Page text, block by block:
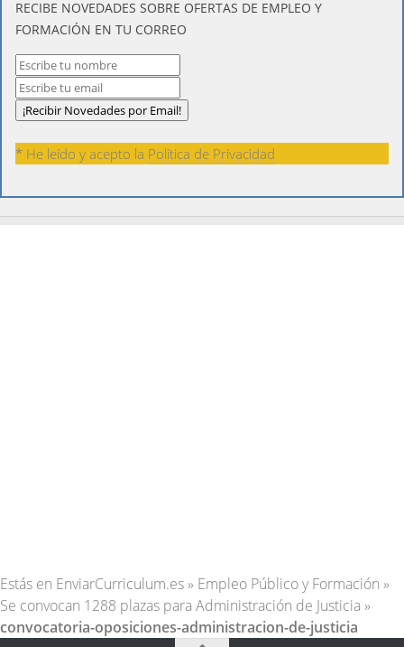
​RECIBE NOVEDADES SOBRE OFERTAS DE EMPLEO Y
FORMACIÓN EN TU CORREO
* He leído y acepto la Política de Privacidad
Estás en EnviarCurriculum.es» Empleo Público y Formación »
Se convocan 1288 plazas para Administración de Justicia »
convocatoria-oposiciones-administracion-de-justicia